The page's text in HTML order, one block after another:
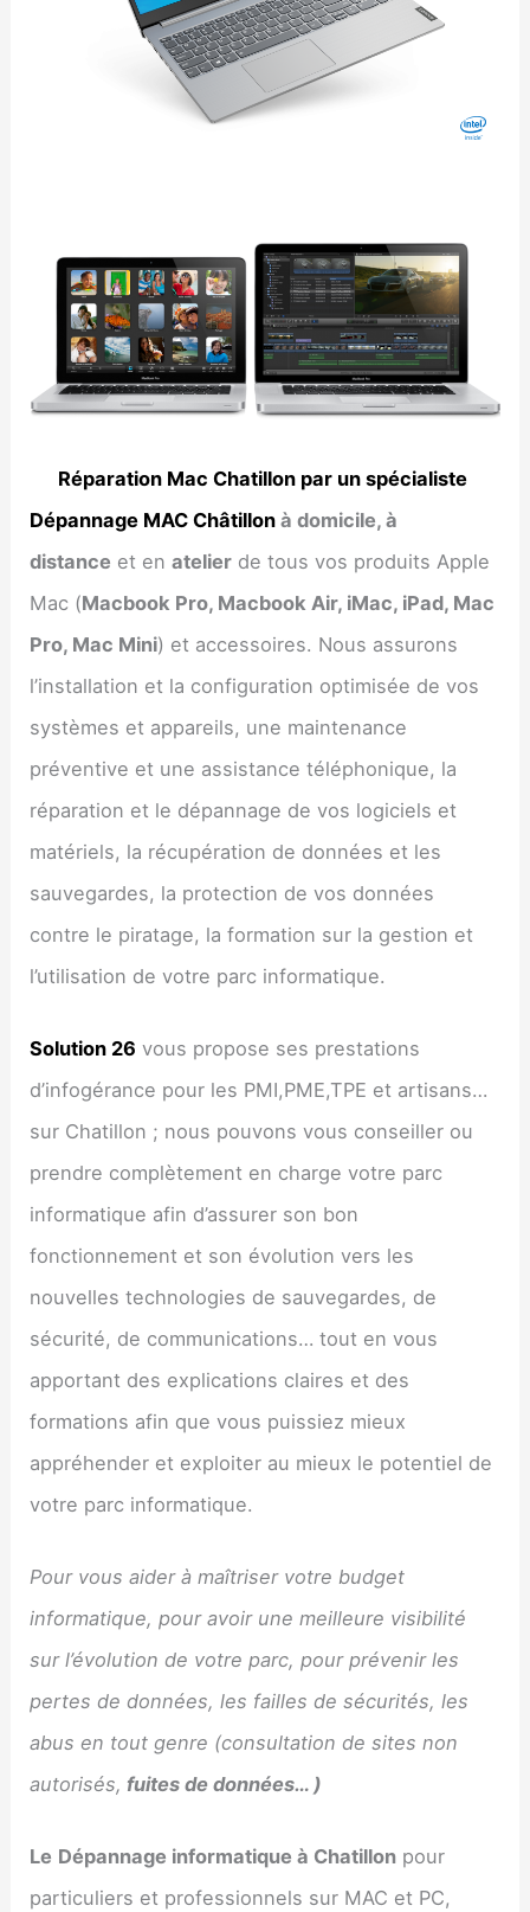
Réparation Mac Chatillon par un spécialiste
Dépannage MAC Châtillon à domicile, à
distance et enatelier de tous vos produits Apple
Mac (Macbook Pro, Macbook Air, iMac, iPad, Mac
Pro, Mac Mini) et accessoires. Nous assurons
l’installation et la configuration optimisée de vos
systèmes et appareils, une maintenance
préventive et une assistance téléphonique, la
réparation et le dépannage de vos logiciels et
matériels, la récupération de données et les
sauvegardes, la protection de vos données
contre le piratage, la formation sur la gestion et
l’utilisation de votre parc informatique.
Solution 26 vous propose ses prestations
d’infogérance pour les PMI,PME,TPE et artisans…
sur Chatillon ; nous pouvons vous conseiller ou
prendre complètement en charge votre parc
informatique afin d’assurer son bon
fonctionnement et son évolution vers les
nouvelles technologies de sauvegardes, de
sécurité, de communications… tout en vous
apportant des explications claires et des
formations afin que vous puissiez mieux
appréhender et exploiter au mieux le potentiel de
votre parc informatique.
Pour vous aider à maîtriser votre budget
informatique, pour avoir une meilleure visibilité
sur l’évolution de votre parc, pour prévenir les
pertes de données, les failles de sécurités, les
abus en tout genre (consultation de sites non
autorisés, fuites de données… )
Le Dépannage informatique à Chatillon pour
particuliers et professionnels sur MAC et PC,